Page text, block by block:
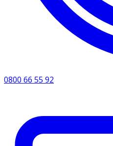
0800 66 55 92